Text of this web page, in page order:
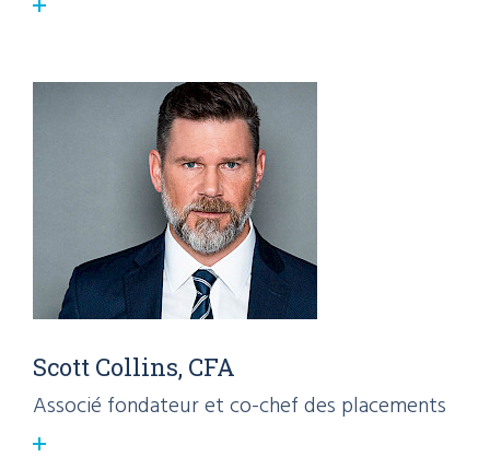
Scott Collins, CFA
Associé fondateur et co-chef des placements